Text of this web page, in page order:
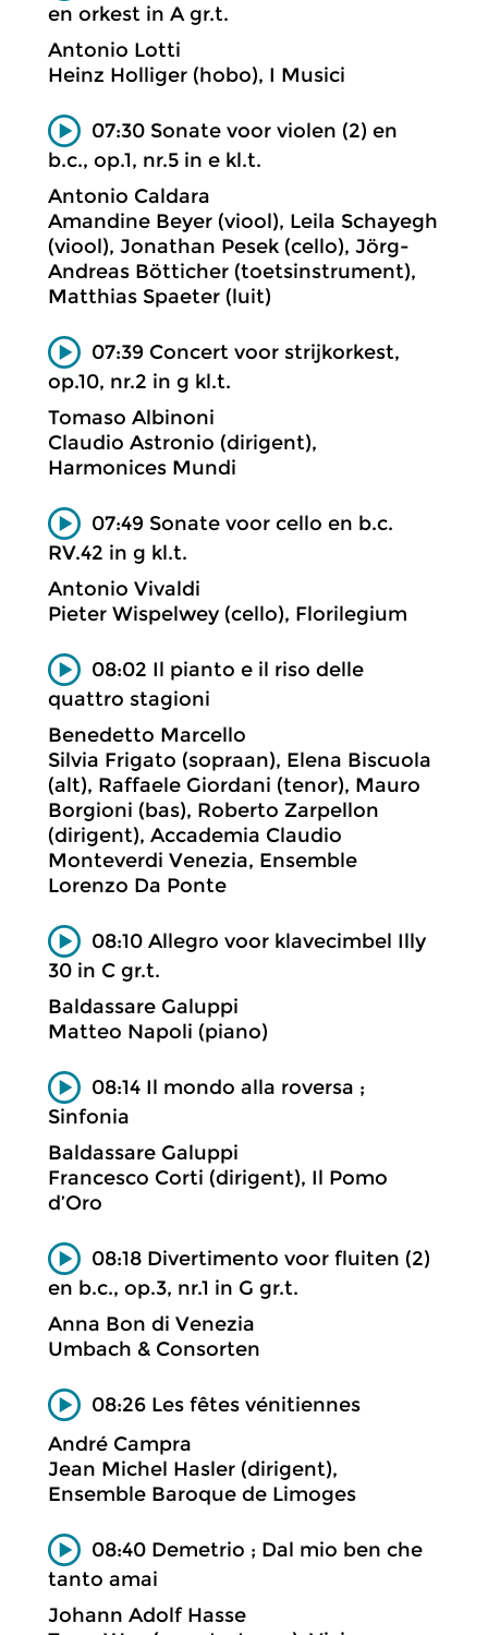
en orkest in A gr.t.
Antonio Lotti
Heinz Holliger (hobo), I Musici
07:30 Sonate voor violen (2) en
b.c., op.1, nr.5 in e kl.t.
Antonio Caldara
Amandine Beyer (viool), Leila Schayegh
(viool), Jonathan Pesek (cello), Jörg-
Andreas Bötticher (toetsinstrument),
Matthias Spaeter (luit)
07:39 Concert voor strijkorkest,
op.10, nr.2 in g kl.t.
Tomaso Albinoni
Claudio Astronio (dirigent),
Harmonices Mundi
07:49 Sonate voor cello en b.c.
RV.42 in g kl.t.
Antonio Vivaldi
Pieter Wispelwey (cello), Florilegium
08:02 Il pianto e il riso delle
quattro stagioni
Benedetto Marcello
Silvia Frigato (sopraan), Elena Biscuola
(alt), Raffaele Giordani (tenor), Mauro
Borgioni (bas), Roberto Zarpellon
(dirigent), Accademia Claudio
Monteverdi Venezia, Ensemble
Lorenzo Da Ponte
08:10 Allegro voor klavecimbel Illy
30 in C gr.t.
Baldassare Galuppi
Matteo Napoli (piano)
08:14 Il mondo alla roversa ;
Sinfonia
Baldassare Galuppi
Francesco Corti (dirigent), Il Pomo
d’Oro
08:18 Divertimento voor fluiten (2)
en b.c., op.3, nr.1 in G gr.t.
Anna Bon di Venezia
Umbach & Consorten
08:26 Les fêtes vénitiennes
André Campra
Jean Michel Hasler (dirigent),
Ensemble Baroque de Limoges
08:40 Demetrio ; Dal mio ben che
tanto amai
Johann Adolf Hasse